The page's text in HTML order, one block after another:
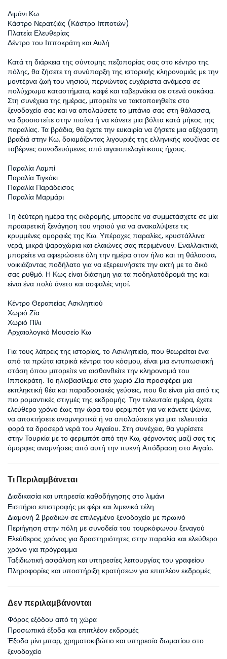
Λιμάνι Κω
Κάστρο Νερατζιάς (Κάστρο Ιπποτών)
Πλατεία Ελευθερίας
Δέντρο του Ιπποκράτη και Αυλή
Κατά τη διάρκεια της σύντομης πεζοπορίας σας στο κέντρο της
πόλης, θα ζήσετε τη συνύπαρξη της ιστορικής κληρονομιάς με την
μοντέρνα ζωή του νησιού, περνώντας ευχάριστα ανάμεσα σε
πολύχρωμα καταστήματα, καφέ και ταβερνάκια σε στενά σοκάκια.
Στη συνέχεια της ημέρας, μπορείτε να τακτοποιηθείτε στο
ξενοδοχείο σας και να απολαύσετε το μπάνιο σας στη θάλασσα,
να δροσιστείτε στην πισίνα ή να κάνετε μια βόλτα κατά μήκος της
παραλίας. Τα βράδια, θα έχετε την ευκαιρία να ζήσετε μια αξέχαστη
βραδιά στην Κω, δοκιμάζοντας λιγουριές της ελληνικής κουζίνας σε
ταβέρνες συνοδευόμενες από αιγαιοπελαγίτικους ήχους.
Παραλία Λαμπί
Παραλία Τιγκάκι
Παραλία Παράδεισος
Παραλία Μαρμάρι
Τη δεύτερη ημέρα της εκδρομής, μπορείτε να συμμετάσχετε σε μία
προαιρετική ξενάγηση του νησιού για να ανακαλύψετε τις
κρυμμένες ομορφιές της Κω. Υπέροχες παραλίες, κρυστάλλινα
νερά, μικρά ψαροχώρια και ελαιώνες σας περιμένουν. Εναλλακτικά,
μπορείτε να αφιερώσετε όλη την ημέρα στον ήλιο και τη θάλασσα,
νοικιάζοντας ποδήλατο για να εξερευνήσετε την ακτή με το δικό
σας ρυθμό. Η Κως είναι διάσημη για τα ποδηλατόδρομά της και
είναι ένα πολύ άνετο και ασφαλές νησί.
Κέντρο Θεραπείας Ασκληπιού
Χωριό Ζία
Χωριό Πίλι
Αρχαιολογικό Μουσείο Κω
Για τους λάτρεις της ιστορίας, το Ασκληπιείο, που θεωρείται ένα
από τα πρώτα ιατρικά κέντρα του κόσμου, είναι μια εντυπωσιακή
στάση όπου μπορείτε να αισθανθείτε την κληρονομιά του
Ιπποκράτη. Το ηλιοβασίλεμα στο χωριό Ζία προσφέρει μια
εκπληκτική θέα και παραδοσιακές γεύσεις, που θα είναι μία από τις
πιο ρομαντικές στιγμές της εκδρομής. Την τελευταία ημέρα, έχετε
ελεύθερο χρόνο έως την ώρα του φεριμπότ για να κάνετε ψώνια,
να αποκτήσετε αναμνηστικά ή να απολαύσετε για μια τελευταία
φορά τα δροσερά νερά του Αιγαίου. Στη συνέχεια, θα γυρίσετε
στην Τουρκία με το φεριμπότ από την Κω, φέρνοντας μαζί σας τις
όμορφες αναμνήσεις από αυτή την πυκνή Απόδραση στο Αιγαίο.
Τι Περιλαμβάνεται
Διαδικασία και υπηρεσία καθοδήγησης στο λιμάνι
Εισιτήριο επιστροφής με φέρι και λιμενικά τέλη
Διαμονή 2 βραδιών σε επιλεγμένο ξενοδοχείο με πρωινό
Περιήγηση στην πόλη με συνοδεία του τουρκόφωνου ξεναγού
Ελεύθερος χρόνος για δραστηριότητες στην παραλία και ελεύθερο
χρόνο για πρόγραμμα
Ταξιδιωτική ασφάλιση και υπηρεσίες λειτουργίας του γραφείου
Πληροφορίες και υποστήριξη κρατήσεων για επιπλέον εκδρομές
Δεν περιλαμβάνονται
Φόρος εξόδου από τη χώρα
Προσωπικά έξοδα και επιπλέον εκδρομές
Έξοδα μίνι μπαρ, χρηματοκιβώτιο και υπηρεσία δωματίου στο
ξενοδοχείο